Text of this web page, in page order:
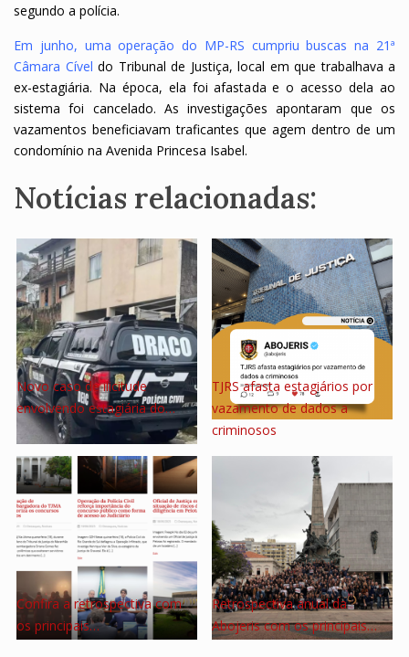
segundo a polícia.
Em junho, uma operação do MP-RS cumpriu buscas na 21ª
Câmara Cível do Tribunal de Justiça, local em que trabalhava a
ex-estagiária. Na época, ela foi afastada e o acesso dela ao
sistema foi cancelado. As investigações apontaram que os
vazamentos beneficiavam traficantes que agem dentro de um
condomínio na Avenida Princesa Isabel.
Notícias relacionadas:
Novo caso de ilicitude
envolvendo estagiária do…
TJRS afasta estagiários por
vazamento de dados a
criminosos
Confira a retrospectiva com
os principais…
Retrospectiva anual da
Abojeris com os principais…